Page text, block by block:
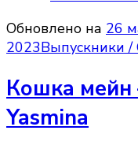
Обновлено на 26
2023Выпускники /
Кошка мейн
Yasmina